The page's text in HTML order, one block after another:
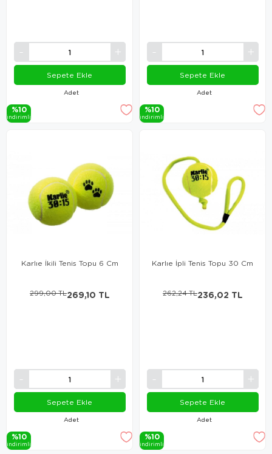
Adet
Sepete Ekle
%10
i̇ndi̇ri̇mli̇
Adet
Sepete Ekle
%10
i̇ndi̇ri̇mli̇
Karlıe İkili Tenis Topu 6 Cm
Adet
269,10 TL
299,00 TL
Sepete Ekle
%10
i̇ndi̇ri̇mli̇
Karlıe İpli Tenis Topu 30 Cm
Adet
236,02 TL
262,24 TL
Sepete Ekle
%10
i̇ndi̇ri̇mli̇